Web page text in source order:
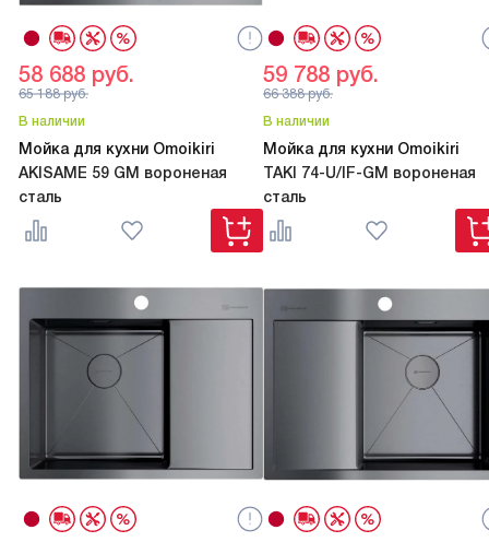
В наличии
Мойка для кухни Omoikiri
AKISAME 59 GM вороненая
сталь
58 688 руб.
65 188руб.
В наличии
Мойка для кухни Omoikiri
TAKI 74-U/IF-GM вороненая
сталь
59 788 руб.
66 388руб.